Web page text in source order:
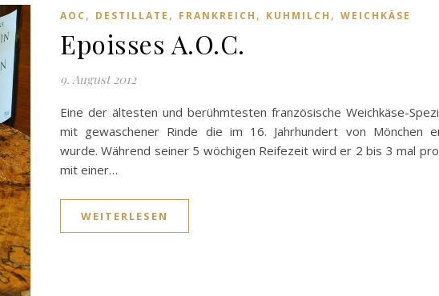
AOC , DESTILLATE , FRANKREICH , KUHMILCH , WEICHKÄSE
Epoisses A.O.C.
9. August 2012
Eine der ältesten und berühmtesten französische Weichkäse-
mit gewaschener Rinde die im 16. Jahrhundert von Mönchen
wurde. Während seiner 5 wöchigen Reifezeit wird er 2 bis 3 mal
mit einer…
WEITERLESEN